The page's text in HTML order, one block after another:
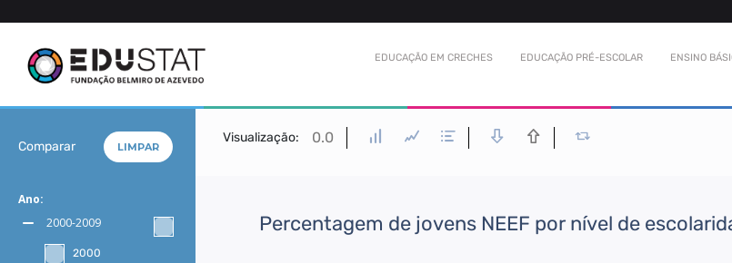
EDUCAÇÃO EM CRECHES EDUCAÇÃO PRÉ-ESCOLAR ENSINO
Comparar LIMPAR
Ano:
2000-2009
2000
Visualização: 0.0
Percentagem de jovens NEEF por nível de